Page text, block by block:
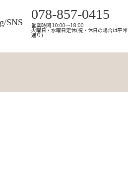
SNS
078-857-0415
営業時間 10:00～18:00
火曜日・水曜日定休(祝・休日の場合は平常
通り)